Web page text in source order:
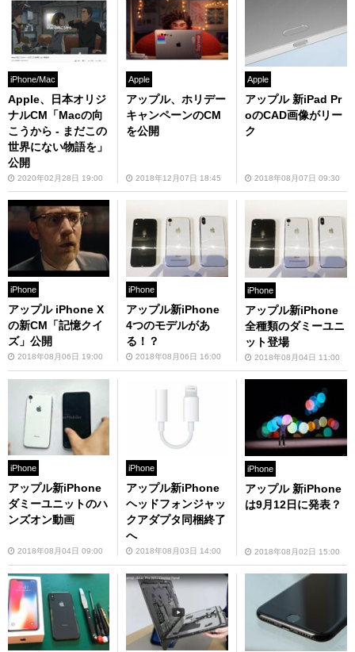
iPhone/Mac
Apple、日本オリジ
ナルCM「Macの向
こうから - まだこの
世界にない物語を」
公開
2020年02月28日 19:00
Apple
アップル、ホリデー
キャンペーンのCM
を公開
2018年12月07日 18:45
Apple
アップル 新iPad Pr
oのCAD画像がリー
ク
2018年08月07日 09:30
iPhone
アップル iPhone X
の新CM「記憶クイ
ズ」公開
2018年08月06日 19:00
iPhone
アップル新iPhone
4つのモデルがあ
る！？
2018年08月06日 16:00
iPhone
アップル新iPhone
全種類のダミーユニ
ット登場
2018年08月04日 11:00
iPhone
アップル新iPhone
ダミーユニットのハ
ンズオン動画
2018年08月04日 09:00
iPhone
アップル新iPhone
ヘッドフォンジャッ
クアダプタ同梱終了
へ
2018年08月03日 14:00
iPhone
アップル 新iPhone
は9月12日に発表？
2018年08月02日 15:00